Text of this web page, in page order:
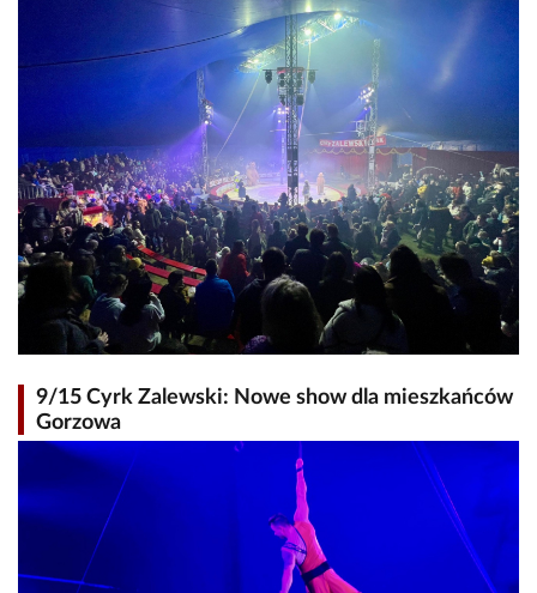
9/15 Cyrk Zalewski: Nowe show dla mieszkańców
Gorzowa